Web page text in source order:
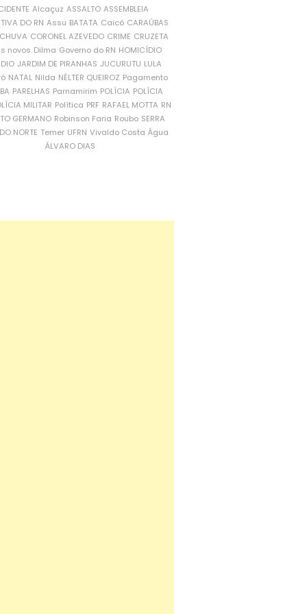
Alcaçuz ASSALTO ASSEMBLEIA
DO RN Assu BATATA Caicó CARAÚBAS
CORONEL AZEVEDO CRIME CRUZETA
novos Dilma Governo do RN HOMICÍDIO
JARDIM DE PIRANHAS JUCURUTU LULA
NATAL Nilda NÉLTER QUEIROZ Pagamento
PARELHAS Parnamirim POLÍCIA POLÍCIA
MILITAR Política PRF RAFAEL MOTTA RN
GERMANO Robinson Faria Roubo SERRA
NORTE Temer UFRN Vivaldo Costa Água
ÁLVARO DIAS